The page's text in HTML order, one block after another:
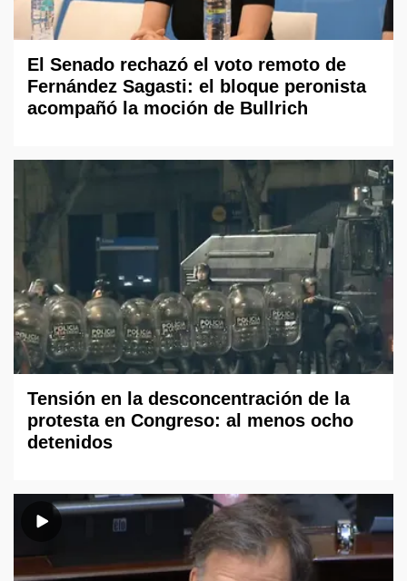
El Senado rechazó el voto remoto de
Fernández Sagasti: el bloque peronista
acompañó la moción de Bullrich
Tensión en la desconcentración de la
protesta en Congreso: al menos ocho
detenidos